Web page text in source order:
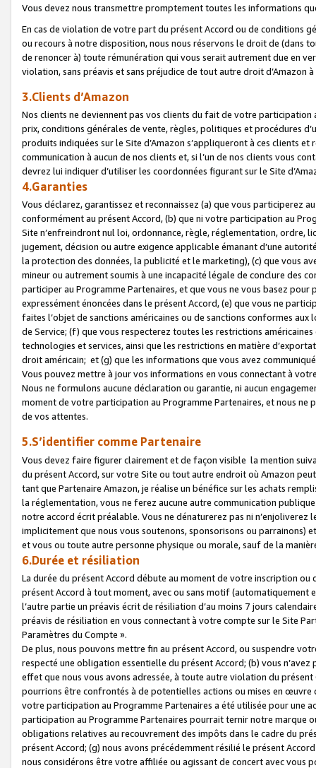
Vous devez nous transmettre promptement toutes les informations
En cas de violation de votre part du présent Accord ou de conditions
ou recours à notre disposition, nous nous réservons le droit de (dans
de renoncer à) toute rémunération qui vous serait autrement due en
violation, sans préavis et sans préjudice de tout autre droit
3.Clients d’Amazon
Nos clients ne deviennent pas vos clients du fait de votre
prix, conditions générales de vente, règles, politiques et procédures
produits indiquées sur le Site d’Amazon s’appliqueront à ces clients
communication à aucun de nos clients et, si l’un de nos clients vous
devrez lui indiquer d’utiliser les coordonnées figurant sur le Site
4.Garanties
Vous déclarez, garantissez et reconnaissez (a) que vous participerez
conformément au présent Accord, (b) que ni votre participation au
Site n’enfreindront nul loi, ordonnance, règle, réglementation, ordre,
jugement, décision ou autre exigence applicable émanant d’une
la protection des données, la publicité et le marketing), (c) que vous
mineur ou autrement soumis à une incapacité légale de conclure des
participer au Programme Partenaires, et que vous ne vous basez
expressément énoncées dans le présent Accord, (e) que vous ne
faites l’objet de sanctions américaines ou de sanctions conformes
de Service; (f) que vous respecterez toutes les restrictions
technologies et services, ainsi que les restrictions en matière
droit américain; et (g) que les informations que vous avez
Vous pouvez mettre à jour vos informations en vous connectant à
Nous ne formulons aucune déclaration ou garantie, ni aucun
moment de votre participation au Programme Partenaires, et nous
de vos attentes.
5.S’identifier comme Partenaire
Vous devez faire figurer clairement et de façon visible la mention
du présent Accord, sur votre Site ou tout autre endroit où Amazon
tant que Partenaire Amazon, je réalise un bénéfice sur les achats
la réglementation, vous ne ferez aucune autre communication
notre accord écrit préalable. Vous ne dénaturerez pas ni
implicitement que nous vous soutenons, sponsorisons ou parrainons)
et vous ou toute autre personne physique ou morale, sauf de la
6.Durée et résiliation
La durée du présent Accord débute au moment de votre inscription
présent Accord à tout moment, avec ou sans motif (automatiquement
l’autre partie un préavis écrit de résiliation d’au moins 7 jours
préavis de résiliation en vous connectant à votre compte sur le Site
Paramètres du Compte ».
De plus, nous pouvons mettre fin au présent Accord, ou suspendre
respecté une obligation essentielle du présent Accord; (b) vous
effet que nous vous avons adressée, à toute autre violation du
pourrions être confrontés à de potentielles actions ou mises en
votre participation au Programme Partenaires a été utilisée pour une
participation au Programme Partenaires pourrait ternir notre marque
obligations relatives au recouvrement des impôts dans le cadre du
présent Accord; (g) nous avons précédemment résilié le présent
nous considérons être votre affiliée ou agissant de concert avec vous